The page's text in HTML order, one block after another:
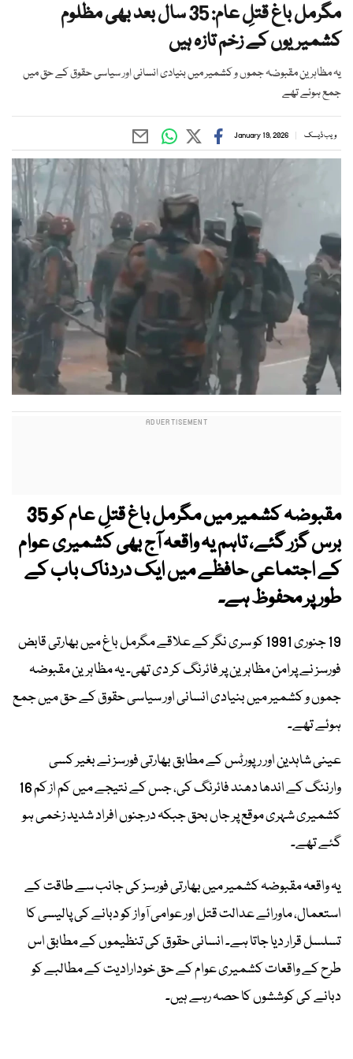
مگرمل باغ قتلِ عام: 35 سال بعد بھی مظلوم
کشمیریوں کے زخم تازہ ہیں
یہ مظاہرین مقبوضہ جموں و کشمیر میں بنیادی انسانی اور سیاسی حقوق کے حق میں
جمع ہوئے تھے
ویب ڈیسک January 19, 2026
مقبوضہ کشمیر میں مگرمل باغ قتلِ عام کو 35
برس گزر گئے، تاہم یہ واقعہ آج بھی کشمیری عوام
کے اجتماعی حافظے میں ایک دردناک باب کے
طور پر محفوظ ہے۔
19 جنوری 1991 کو سری نگر کے علاقے مگرمل باغ میں بھارتی قابض
فورسز نے پرامن مظاہرین پر فائرنگ کر دی تھی۔ یہ مظاہرین مقبوضہ
جموں و کشمیر میں بنیادی انسانی اور سیاسی حقوق کے حق میں جمع
ہوئے تھے۔
عینی شاہدین اور رپورٹس کے مطابق بھارتی فورسز نے بغیر کسی
وارننگ کے اندھا دھند فائرنگ کی، جس کے نتیجے میں کم از کم 16
کشمیری شہری موقع پر جاں بحق جبکہ درجنوں افراد شدید زخمی ہو
گئے تھے۔
یہ واقعہ مقبوضہ کشمیر میں بھارتی فورسز کی جانب سے طاقت کے
استعمال، ماورائے عدالت قتل اور عوامی آواز کو دبانے کی پالیسی کا
تسلسل قرار دیا جاتا ہے۔ انسانی حقوق کی تنظیموں کے مطابق اس
طرح کے واقعات کشمیری عوام کے حق خودارادیت کے مطالبے کو
دبانے کی کوششوں کا حصہ رہے ہیں۔